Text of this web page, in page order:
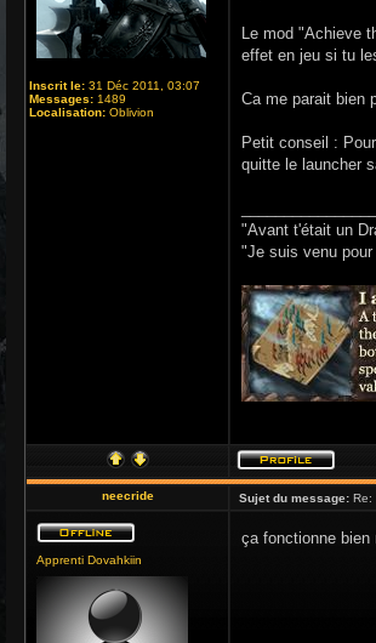
Inscrit le: 31 Déc 2011, 03:07
Messages: 1489
Localisation: Oblivion
Le mod "Achieve
effet en jeu si tu
Ca me parait bien
Petit conseil :
quitte le launcher
"Avant t'était un
"Je suis venu
neecride Sujet du message: Re:
Apprenti Dovahkiin
ça fonctionne bien